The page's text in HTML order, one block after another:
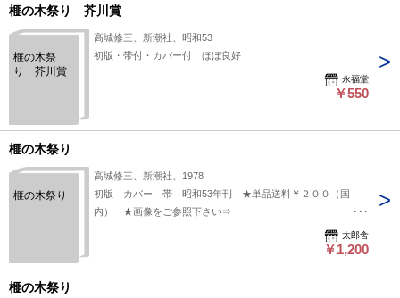
榧の木祭り 芥川賞
榧の木祭
り 芥川賞
高城修三、新潮社、昭和53
初版・帯付・カバー付 ほぼ良好
永福堂
￥550
榧の木祭り
榧の木祭り
高城修三、新潮社、1978
初版 カバー 帯 昭和53年刊 ★単品送料￥２００（国
内） ★画像をご参照下さい⇒
https://www.dropbox.com/s/czw5qzgawrmtd0m/54025-.jpg?
太郎舎
￥1,200
榧の木祭り